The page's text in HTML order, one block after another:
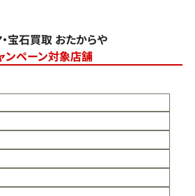
宝石買取 おたからや
ンペーン対象店舗